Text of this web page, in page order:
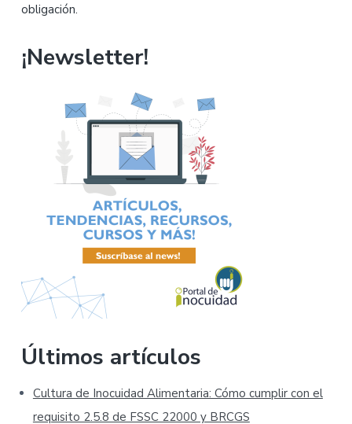
obligación.
¡Newsletter!
Últimos artículos
Cultura de Inocuidad Alimentaria: Cómo cumplir con el
requisito 2.5.8 de FSSC 22000 y BRCGS